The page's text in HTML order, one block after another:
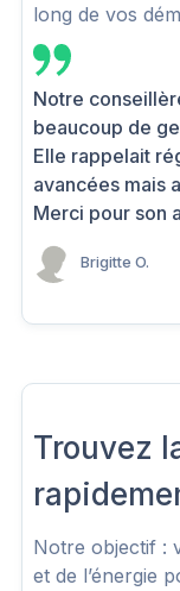
long de vos
Notre
beaucoup de
Elle rappelait
avancées mais
Merci pour son
Brigitte O.
Trouvez
Notre objectif :
et de l’énergie